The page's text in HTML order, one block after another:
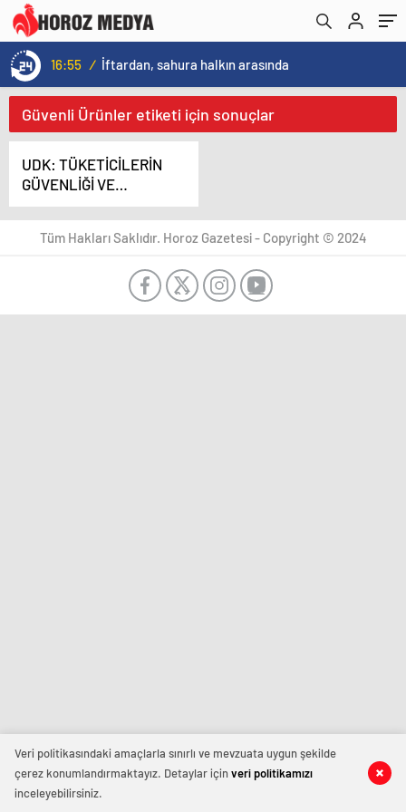
16:55 / İftardan, sahura halkın arasında
Güvenli Ürünler etiketi için sonuçlar
UDK: TÜKETİCİLERİN
GÜVENLİĞİ VE
KALİTELİ HİZMETİN
TEMİNATI
Tüm Hakları Saklıdır. Horoz Gazetesi - Copyright © 2024
Veri politikasındaki amaçlarla sınırlı ve mevzuata uygun şekilde
çerez konumlandırmaktayız. Detaylar içinveri politikamızı
inceleyebilirsiniz.